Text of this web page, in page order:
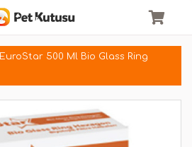
EuroStar 500 Ml Bio Glass Ring